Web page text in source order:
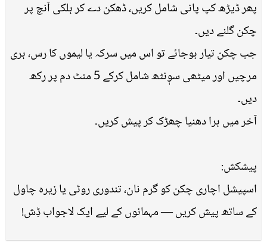
پھر ڈیڑھ کپ پانی شامل کریں، ڈھکن دے کر ہلکی آنچ پر
چکن گلنے دیں۔
جب چکن تیار ہوجائے تو اس میں سرکہ یا لیموں کا رس، ہری
مرچیں اور میٹھی سوٖنٹھ شامل کرکے 5 منٹ دم پر رکھ
دیں۔
آخر میں ہرا دھنیا چھڑک کر پیش کریں۔
پیشکش:
اسپیشل اچاری چکن کو گرم نان، تندوری روٹی یا زیرہ چاول
کے ساتھ پیش کریں — مہمانوں کے لیے ایک لاجواب ڈِش!